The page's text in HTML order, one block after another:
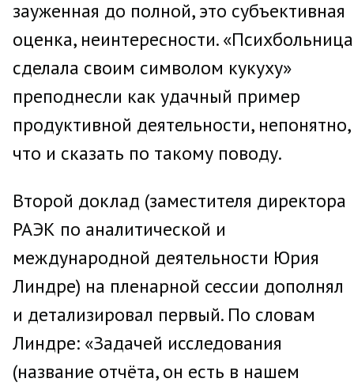
зауженная до полной, это субъективная
оценка, неинтересности. «Психбольница
сделала своим символом кукуху»
преподнесли как удачный пример
продуктивной деятельности, непонятно,
что и сказать по такому поводу.
Второй доклад (заместителя директора
РАЭК по аналитической и
международной деятельности Юрия
Линдре) на пленарной сессии дополнял
и детализировал первый. По словам
Линдре: «Задачей исследования
(название отчёта, он есть в нашем